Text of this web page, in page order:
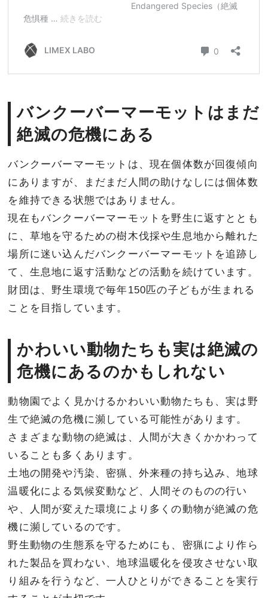
バンクーバーマーモットはまだ
絶滅の危機にある
バンクーバーマーモットは、現在個体数が回復傾向
にありますが、まだまだ人間の助けなしには個体数
を維持できる状態ではありません。
現在もバンクーバーマーモットを野生に返すととも
に、草地を守るための樹木伐採や生息地から離れた
場所に迷い込んだバンクーバーマーモットを追跡し
て、生息地に返す活動などの活動を続けています。
財団は、野生環境で毎年150匹の子どもが生まれる
ことを目指しています。
かわいい動物たちも実は絶滅の
危機にあるのかもしれない
動物園でよく見かけるかわいい動物たちも、実は野
生で絶滅の危機に瀕している可能性があります。
さまざまな動物の絶滅は、人間が大きくかかわって
いることも多くあります。
土地の開発や汚染、密猟、外来種の持ち込み、地球
温暖化による気候変動など、人間そのものの行い
や、人間が変えた環境により多くの動物が絶滅の危
機に瀕しているのです。
野生動物の生態系を守るためにも、密猟により作ら
れた製品を買わない、地球温暖化を侵攻させない取
り組みを行うなど、一人ひとりができることを実行